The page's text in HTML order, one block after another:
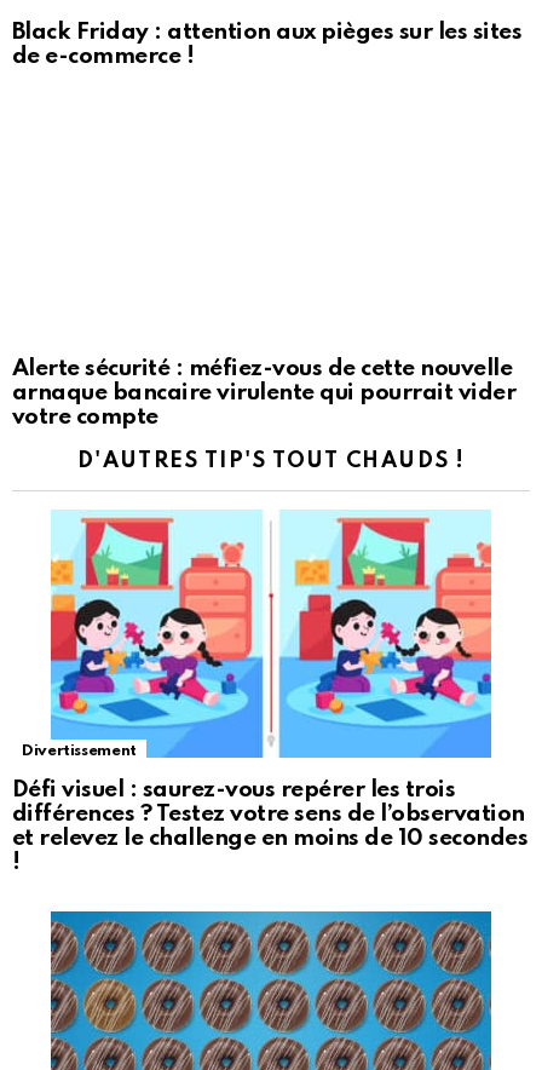
Black Friday : attention aux pièges sur les sites
de e-commerce !
Alerte sécurité : méfiez-vous de cette nouvelle
arnaque bancaire virulente qui pourrait vider
votre compte
D'AUTRES TIP'S TOUT CHAUDS !
Divertissement
Défi visuel : saurez-vous repérer les trois
différences ? Testez votre sens de l’observation
et relevez le challenge en moins de 10 secondes
!